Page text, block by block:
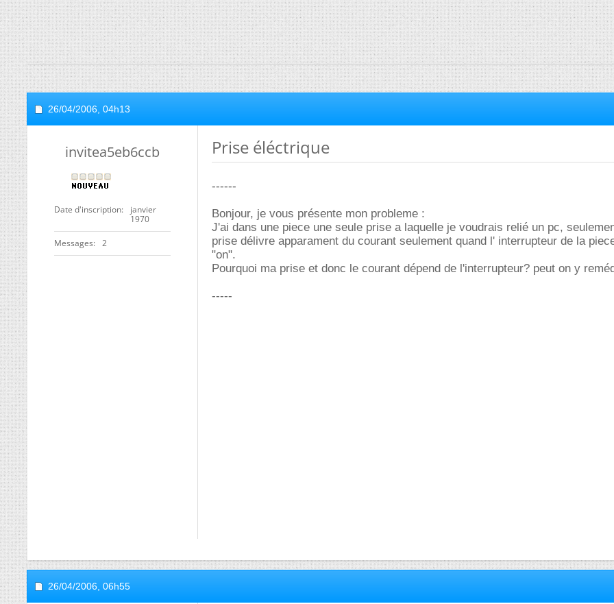
26/04/2006, 04h13
invitea5eb6ccb
Date d'inscription
janvier
1970
Messages 2
Prise éléctrique
------
Bonjour, je vous présente mon probleme :
J'ai dans une piece une seule prise a laquelle je voudrais relié un pc,
prise délivre apparament du courant seulement quand l' interrupteur de la
"on".
Pourquoi ma prise et donc le courant dépend de l'interrupteur? peut on y
-----
26/04/2006, 06h55